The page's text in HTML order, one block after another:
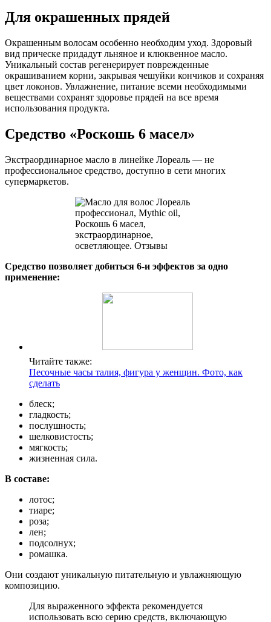
Для окрашенных прядей
Окрашенным волосам особенно необходим уход. Здоровый
вид прическе придадут льняное и клюквенное масло.
Уникальный состав регенерирует поврежденные
окрашиванием корни, закрывая чешуйки кончиков и сохраняя
цвет локонов. Увлажнение, питание всеми необходимыми
веществами сохранят здоровье прядей на все время
использования продукта.
Средство «Роскошь 6 масел»
Экстраординарное масло в линейке Лореаль — не
профессиональное средство, доступно в сети многих
супермаркетов.
Средство позволяет добиться 6-и эффектов за одно
применение:
Читайте также:
Песочные часы талия, фигура у женщин. Фото, как
сделать
блеск;
гладкость;
послушность;
шелковистость;
мягкость;
жизненная сила.
В составе:
лотос;
тиаре;
роза;
лен;
подсолнух;
ромашка.
Они создают уникальную питательную и увлажняющую
композицию.
Для выраженного эффекта рекомендуется
использовать всю серию средств, включающую